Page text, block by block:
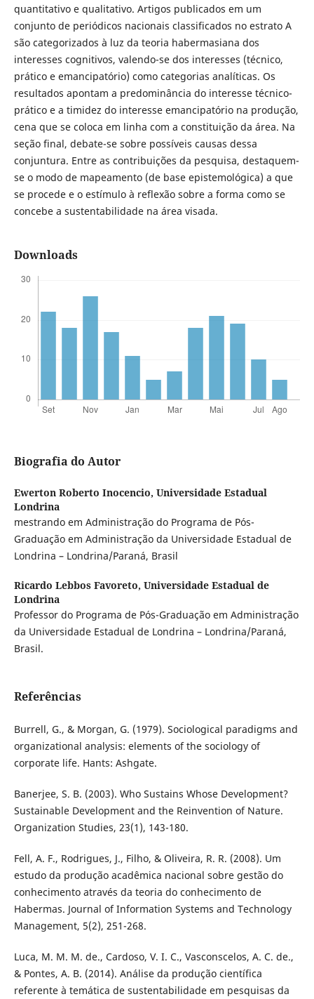
quantitativo e qualitativo. Artigos publicados em um
conjunto de periódicos nacionais classificados no estrato A
são categorizados à luz da teoria habermasiana dos
interesses cognitivos, valendo-se dos interesses (técnico,
prático e emancipatório) como categorias analíticas. Os
resultados apontam a predominância do interesse técnico-
prático e a timidez do interesse emancipatório na produção,
cena que se coloca em linha com a constituição da área. Na
seção final, debate-se sobre possíveis causas dessa
conjuntura. Entre as contribuições da pesquisa, destaquem-
se o modo de mapeamento (de base epistemológica) a que
se procede e o estímulo à reflexão sobre a forma como se
concebe a sustentabilidade na área visada.
Downloads
Biografia do Autor
Ewerton Roberto Inocencio, Universidade Estadual
Londrina
mestrando em Administração do Programa de Pós-
Graduação em Administração da Universidade Estadual de
Londrina – Londrina/Paraná, Brasil
Ricardo Lebbos Favoreto, Universidade Estadual de
Londrina
Professor do Programa de Pós-Graduação em Administração
da Universidade Estadual de Londrina – Londrina/Paraná,
Brasil.
Referências
Burrell, G., & Morgan, G. (1979). Sociological paradigms and
organizational analysis: elements of the sociology of
corporate life. Hants: Ashgate.
Banerjee, S. B. (2003). Who Sustains Whose Development?
Sustainable Development and the Reinvention of Nature.
Organization Studies, 23(1), 143-180.
Fell, A. F., Rodrigues, J., Filho, & Oliveira, R. R. (2008). Um
estudo da produção acadêmica nacional sobre gestão do
conhecimento através da teoria do conhecimento de
Habermas. Journal of Information Systems and Technology
Management, 5(2), 251-268.
Luca, M. M. M. de., Cardoso, V. I. C., Vasconscelos, A. C. de.,
& Pontes, A. B. (2014). Análise da produção científica
referente à temática de sustentabilidade em pesquisas da